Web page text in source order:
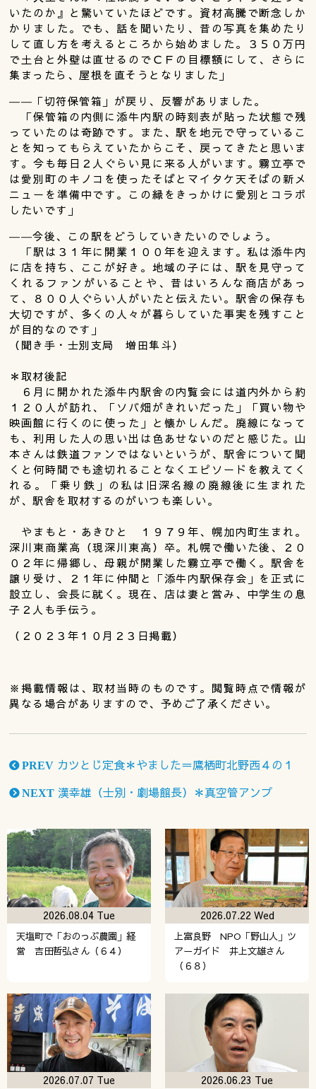
いたのか』と驚いていたほどです。資材高騰で断念しか
かりました。でも、話を聞いたり、昔の写真を集めたり
して直し方を考えるところから始めました。３５０万円
で土台と外壁は直せるのでＣＦの目標額にして、さらに
集まったら、屋根を直そうとなりました」
――「切符保管箱」が戻り、反響がありました。
「保管箱の内側に添牛内駅の時刻表が貼った状態で残
っていたのは奇跡です。また、駅を地元で守っているこ
とを知ってもらえていたからこそ、戻ってきたと思いま
す。今も毎日２人ぐらい見に来る人がいます。霧立亭で
は愛別町のキノコを使ったそばとマイタケ天そばの新メ
ニューを準備中です。この縁をきっかけに愛別とコラボ
したいです」
――今後、この駅をどうしていきたいのでしょう。
「駅は３１年に開業１００年を迎えます。私は添牛内
に店を持ち、ここが好き。地域の子には、駅を見守って
くれるファンがいることや、昔はいろんな商店があっ
て、８００人ぐらい人がいたと伝えたい。駅舎の保存も
大切ですが、多くの人々が暮らしていた事実を残すこと
が目的なのです」
（聞き手・士別支局 増田隼斗）
＊取材後記
６月に開かれた添牛内駅舎の内覧会には道内外から約
１２０人が訪れ、「ソバ畑がきれいだった」「買い物や
映画館に行くのに使った」と懐かしんだ。廃線になって
も、利用した人の思い出は色あせないのだと感じた。山
本さんは鉄道ファンではないというが、駅舎について聞
くと何時間でも途切れることなくエピソードを教えてく
れる。「乗り鉄」の私は旧深名線の廃線後に生まれた
が、駅舎を取材するのがいつも楽しい。
やまもと・あきひと １９７９年、幌加内町生まれ。
深川東商業高（現深川東高）卒。札幌で働いた後、２０
０２年に帰郷し、母親が開業した霧立亭で働く。駅舎を
譲り受け、２１年に仲間と「添牛内駅保存会」を正式に
設立し、会長に就く。現在、店は妻と営み、中学生の息
子２人も手伝う。
（２０２３年１０月２３日掲載）
※掲載情報は、取材当時のものです。閲覧時点で情報が
異なる場合がありますので、予めご了承ください。
PREV カツとじ定食＊やました＝鷹栖町北野西４の１
NEXT 漢幸雄（士別・劇場館長）＊真空管アンプ
天塩町で「おのっぷ農園」経
営 吉田哲弘さん（６４）
2026.08.04 Tue
上富良野 NPO「野山人」ツ
アーガイド 井上文雄さん
（６８）
2026.07.22 Wed
2026.07.07 Tue 2026.06.23 Tue